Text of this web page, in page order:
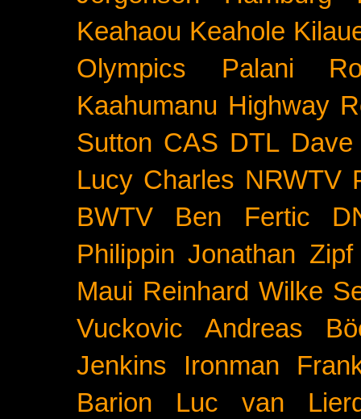
Keahaou Keahole
Olympics
Palani
Kaahumanu Highway
Sutton CAS DTL
Lucy Charles NRWTV
BWTV
Ben Fertic
Philippin Jonathan Zipf
Maui Reinhard Wilke
Vuckovic
Andreas
Jenkins
Ironman
Barion
Luc van